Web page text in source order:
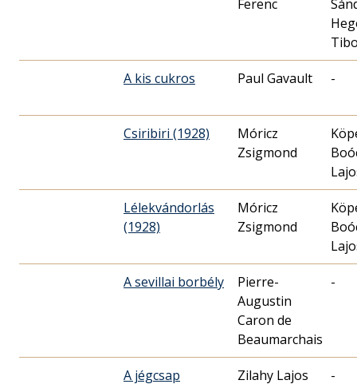
Ferenc
A kis cukros Paul Gavault -
Csiribiri (1928)
Móricz
Zsigmond
Lélekvándorlás
(1928)
Móricz
Zsigmond
A sevillai borbély
Pierre-
Augustin
Caron de
Beaumarchais
-
A jégcsap Zilahy Lajos -